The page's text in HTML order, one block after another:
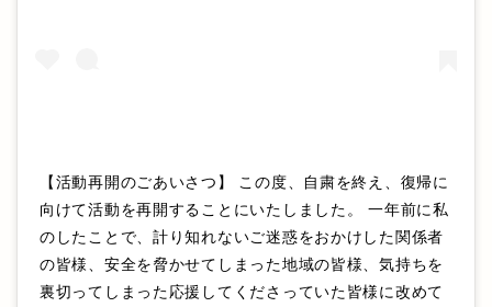
【活動再開のごあいさつ】 この度、自粛を終え、復帰に
向けて活動を再開することにいたしました。 一年前に私
のしたことで、計り知れないご迷惑をおかけした関係者
の皆様、安全を脅かせてしまった地域の皆様、気持ちを
裏切ってしまった応援してくださっていた皆様に改めて